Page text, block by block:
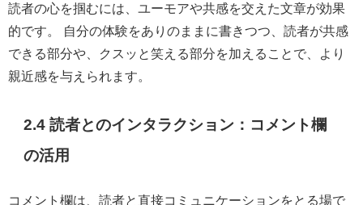
読者の心を掴むには、ユーモアや共感を交えた文章が効果
的です。 自分の体験をありのままに書きつつ、読者が共感
できる部分や、クスッと笑える部分を加えることで、より
親近感を与えられます。
2.4 読者とのインタラクション：コメント欄
の活用
コメント欄は、読者と直接コミュニケーションをとる場で